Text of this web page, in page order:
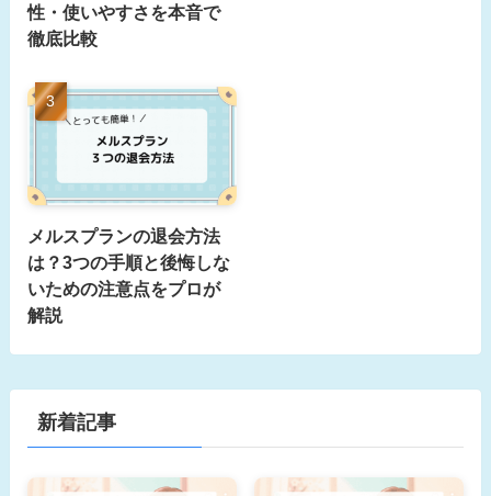
性・使いやすさを本音で
徹底比較
メルスプランの退会方法
は？3つの手順と後悔しな
いための注意点をプロが
解説
新着記事